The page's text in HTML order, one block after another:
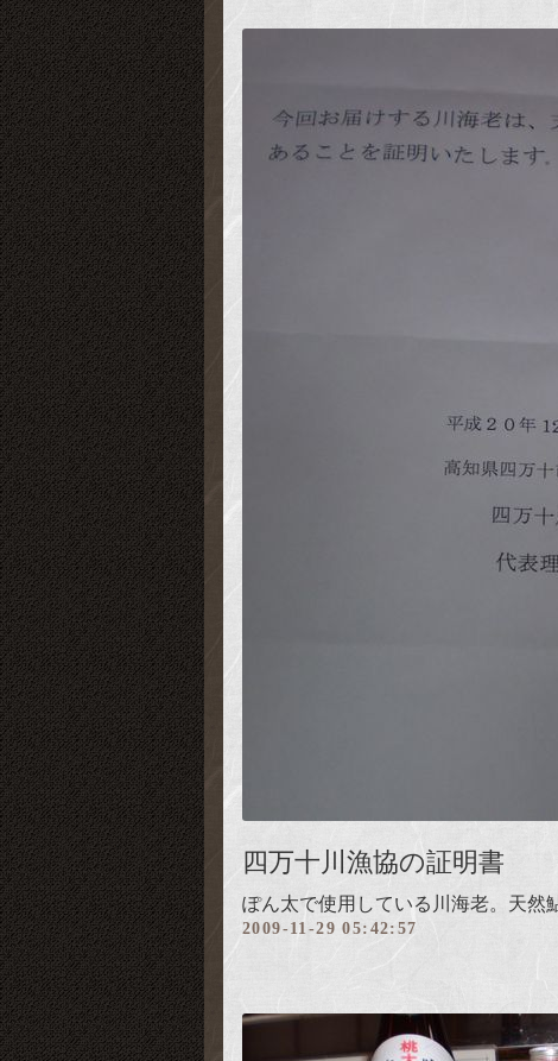
四万十川漁協の証明書
ぽん太で使用している川海老。天然
2009-11-29 05:42:57